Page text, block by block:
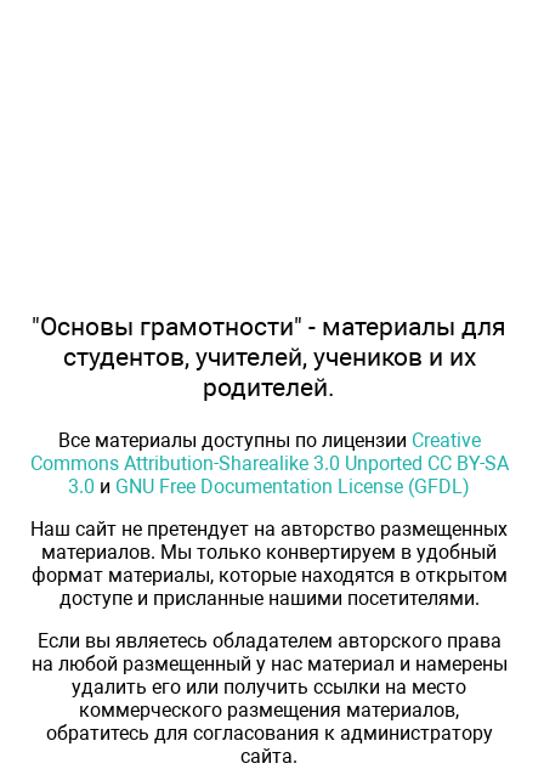
"Основы грамотности" - материалы для
студентов, учителей, учеников и их
родителей.
Все материалы доступны по лицензии Creative
Commons Attribution-Sharealike 3.0 Unported CC BY-SA
3.0 и GNU Free Documentation License (GFDL)
Наш сайт не претендует на авторство размещенных
материалов. Мы только конвертируем в удобный
формат материалы, которые находятся в открытом
доступе и присланные нашими посетителями.
Если вы являетесь обладателем авторского права
на любой размещенный у нас материал и намерены
удалить его или получить ссылки на место
коммерческого размещения материалов,
обратитесь для согласования к администратору
сайта.